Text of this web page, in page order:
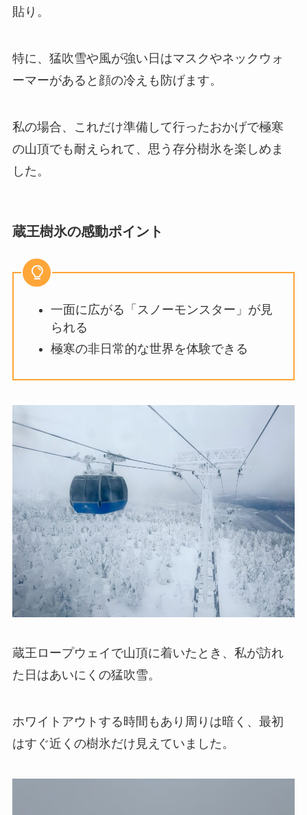
貼り。
特に、猛吹雪や風が強い日はマスクやネックウォ
ーマーがあると顔の冷えも防げます。
私の場合、これだけ準備して行ったおかげで極寒
の山頂でも耐えられて、思う存分樹氷を楽しめま
した。
蔵王樹氷の感動ポイント
一面に広がる「スノーモンスター」が見
られる
極寒の非日常的な世界を体験できる
蔵王ロープウェイで山頂に着いたとき、私が訪れ
た日はあいにくの猛吹雪。
ホワイトアウトする時間もあり周りは暗く、最初
はすぐ近くの樹氷だけ見えていました。